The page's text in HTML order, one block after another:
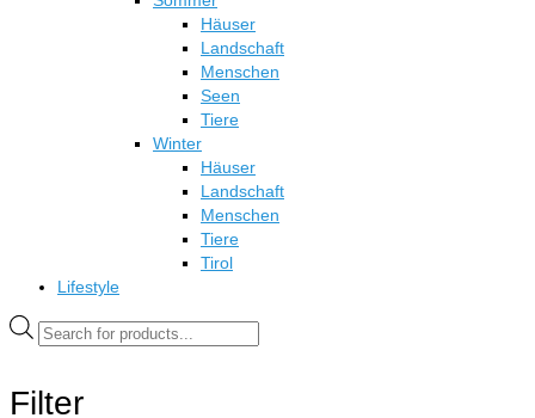
Häuser
Landschaft
Menschen
Seen
Tiere
Winter
Häuser
Landschaft
Menschen
Tiere
Tirol
Lifestyle
Products
search
Filter